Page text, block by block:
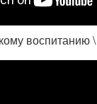
воспитанию \